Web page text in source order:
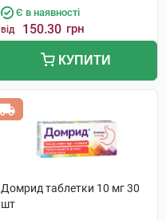
Є в наявності
від 150.30 грн
КУПИТИ
Домрид таблетки 10 мг 30
шт